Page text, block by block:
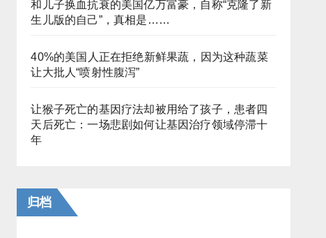
和儿子换血抗衰的美国亿万富豪，自称“克隆了新
生儿版的自己”，真相是……
40%的美国人正在拒绝新鲜果蔬，因为这种蔬菜
让大批人“喷射性腹泻”
让猴子死亡的基因疗法却被用给了孩子，患者四
天后死亡：一场悲剧如何让基因治疗领域停滞十
年
归档